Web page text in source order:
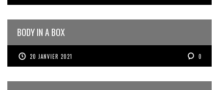
BODY IN A BOX
20 JANVIER 2021 0